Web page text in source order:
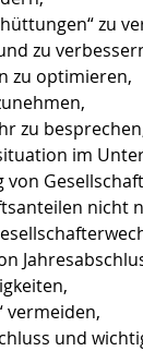
zu
zu
zu optimieren,
zu
im
nicht
vermeiden,
und